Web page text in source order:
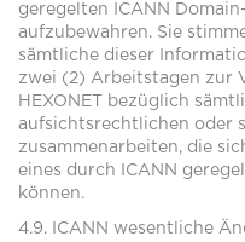
geregelten ICANN
aufzubewahren. Sie
sämtliche dieser
zwei (2) Arbeitstagen zur
HEXONET bezüglich
aufsichtsrechtlichen oder
zusammenarbeiten, die
eines durch ICANN
können.
4.9. ICANN wesentliche